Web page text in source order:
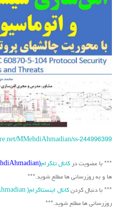
MMehdiAhmadian/ss-244996399
*** با عضویت در کانال تلگرام(MohammadMehdiAhmadian@)
ها و به روزرسانی ها مطلع شوید.***
*** با دنبال کردن کانال اینستاگرام( mmAhmadian@)
روزرسانی ها مطلع شوید.***